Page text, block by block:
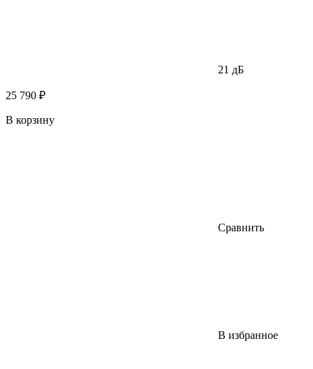
21 дБ
25 790 ₽
В корзину
Сравнить
В избранное